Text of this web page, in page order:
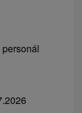
personál